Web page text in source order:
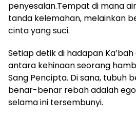
penyesalan.Tempat di mana
tanda kelemahan, melainkan
cinta yang suci.
Setiap detik di hadapan
antara kehinaan seorang
Sang Pencipta. Di sana, tubuh
benar-benar rebah adalah
selama ini tersembunyi.